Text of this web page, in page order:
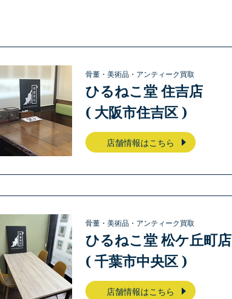
骨董・美術品・アンティーク買取
ひるねこ堂 住吉店
( 大阪市住吉区 )
店舗情報はこちら
骨董・美術品・アンティーク買取
ひるねこ堂 松ケ丘町店
( 千葉市中央区 )
店舗情報はこちら